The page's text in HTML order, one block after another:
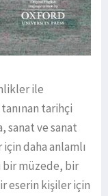
ile
tarihçi
sanat ve sanat
daha anlamlı
bir müzede, bir
eserin kişiler için